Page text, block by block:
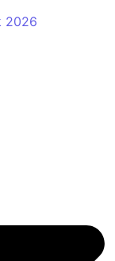
2026